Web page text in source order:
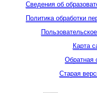
Сведения об
Политика обработки
Карта
Обратная
Старая